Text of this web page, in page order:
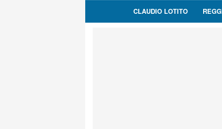
CLAUDIO LOTITO